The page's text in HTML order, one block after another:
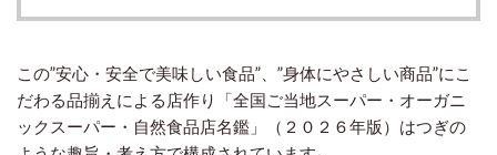
この”安心・安全で美味しい食品”、”身体にやさしい商品”にこ
だわる品揃えによる店作り「全国ご当地スーパー・オーガニ
ックスーパー・自然食品店名鑑」（２０２６年版）はつぎの